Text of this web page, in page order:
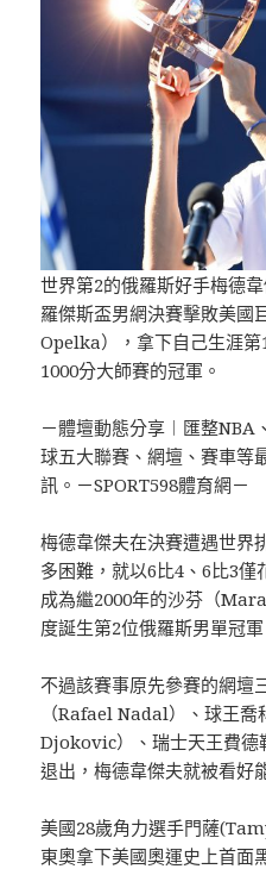
世界第2的俄羅斯好手梅德
羅傑斯盃男網決賽擊敗美國
Opelka），拿下自己生涯
1000分大師賽的冠軍。
－體壇動態分享︱匯整NBA
球五大聯賽、網壇、賽車等
訊。－SPORT598體育網－
梅德韋傑夫在決賽遭遇世界
多困難，就以6比4、6比3僅
成為繼2000年的沙芬（
度誕生第2位俄羅斯男單冠軍
不過該賽事原先參賽的網壇
（Rafael Nadal）、球王
Djokovic）、瑞士天王費德
退出，梅德韋傑夫就被看好
美國28歲角力選手門薩
東奧拿下美國奧運史上首面